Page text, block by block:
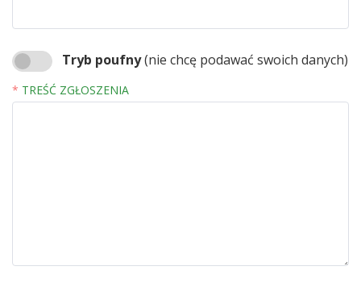
Tryb poufny(nie chcę podawać swoich danych)
TREŚĆ ZGŁOSZENIA